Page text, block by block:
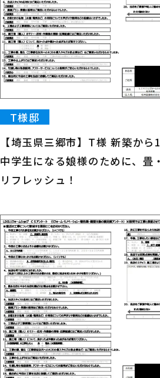
T様邸
【埼玉県三郷市】T様 新築から
中学生になる娘様のために、畳
リフレッシュ！